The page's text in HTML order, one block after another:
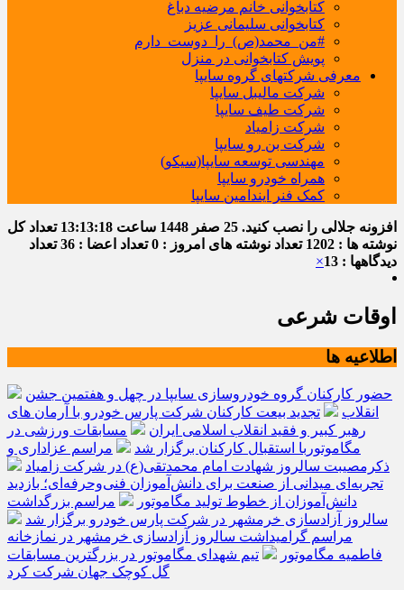
کتابخوانی خانم مرضیه دباغ
کتابخوانی سلیمانی عزیز
#من_محمد(ص)_را_دوست_دارم
پویش کتابخوانی در منزل
معرفی شرکتهای گروه سایپا
شرکت مالیبل سایپا
شرکت طیف سایپا
شرکت زامیاد
شرکت بن رو سایپا
مهندسی توسعه سایپا(سیکو)
همراه خودرو سایپا
کمک فنر ایندامین سایپا
افزونه جلالی را نصب کنید. 25 صفر 1448 ساعت 13:13:19 تعداد کل
نوشته ها : 1202
تعداد نوشته های امروز : 0 تعداد اعضا : 36
تعداد
دیدگاهها : 13
×
اوقات شرعی
اطلاعیه ها
حضور کارکنان گروه خودروسازی سایپا در چهل و هفتمین جشن
انقلاب
تجدید بیعت کارکنان شرکت پارس خودرو با آرمان های
رهبر کبیر و فقید انقلاب اسلامی ایران
مسابقات ورزشی در
مگاموتوربا استقبال کارکنان برگزار شد
مراسم عزاداری و
ذکرمصیبت سالروز شهادت امام محمدتقی(ع) در شرکت زامیاد
تجربه‌ای میدانی از صنعت برای دانش‌آموزان فنی‌وحرفه‌ای؛ بازدید
دانش‌آموزان از خطوط تولید مگاموتور
مراسم بزرگداشت
سالروز آزادسازی خرمشهر در شرکت پارس خودرو برگزار شد
مراسم گرامیداشت سالروز آزادسازی خرمشهر در نمازخانه
فاطمیه مگاموتور
تیم شهدای مگاموتور در بزرگترین مسابقات
گل کوچک جهان شرکت کرد